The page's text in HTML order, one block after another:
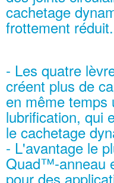
cachetage
frottement réduit.
- Les quatre
créent plus de
en même temps
lubrification, qui
le cachetage
- L'avantage le
Quad™-anneau
pour des